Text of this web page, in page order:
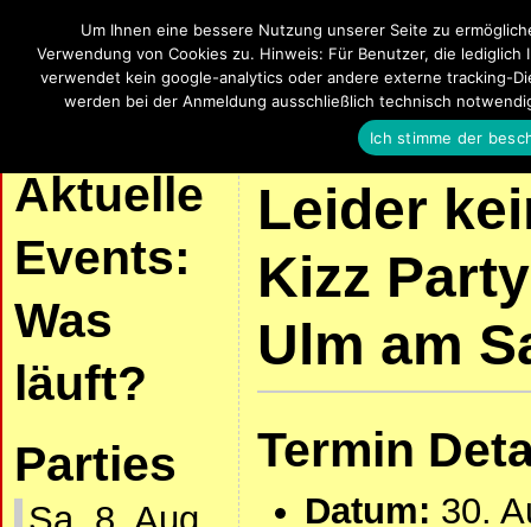
SalsaUlm
Salsa, Bachata, Kizomba, Zouk und
SALSA UND
Aktuelle
Events:
Was
läuft?
Parties
Leider
Kizz
Ulm am
Termin
Datum: 30.
Um Ihnen eine bessere Nutzung unserer Seite zu
Verwendung von Cookies zu. Hinweis: Für Benutzer, die
verwendet kein google-analytics oder andere externe tracking-
werden bei der Anmeldung ausschließlich technisch
Ich stimme der